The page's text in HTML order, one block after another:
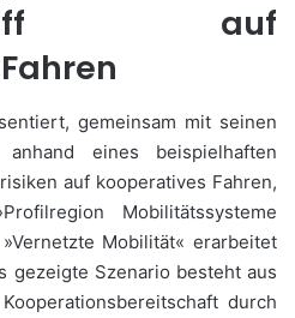
auf
gemeinsam mit seinen
eines beispielhaften
auf kooperatives Fahren,
Mobilitätssysteme
Mobilität« erarbeitet
gezeigte Szenario besteht aus
durch